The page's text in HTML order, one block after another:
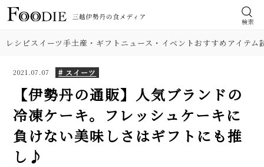
検索
レシピスイーツ手土産・ギフト ニュース・イベントおすすめアイテム
2021.07.07 # スイーツ
【伊勢丹の通販】人気ブランドの
冷凍ケーキ。フレッシュケーキに
負けない美味しさはギフトにも推
し♪